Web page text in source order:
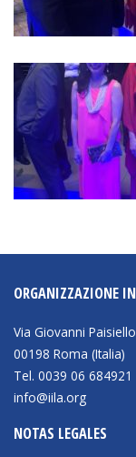
ORGANIZZAZIONE
Via Giovanni
00198 Roma (Italia)
Tel. 0039 06 684921
info@iila.org
NOTAS LEGALES